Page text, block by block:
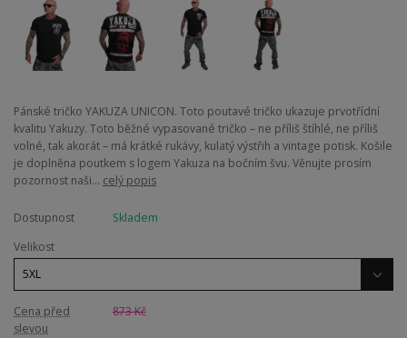
Pánské tričko YAKUZA UNICON. Toto poutavé tričko ukazuje prvotřídní
kvalitu Yakuzy. Toto běžné vypasované tričko – ne příliš štíhlé, ne příliš
volné, tak akorát – má krátké rukávy, kulatý výstřih a vintage potisk. Košile
je doplněna poutkem s logem Yakuza na bočním švu. Věnujte prosím
pozornost naši... celý popis
Dostupnost
Skladem
Velikost
Cena před
slevou
873 Kč